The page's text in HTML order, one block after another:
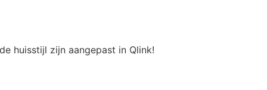
huisstijl zijn aangepast in Qlink!